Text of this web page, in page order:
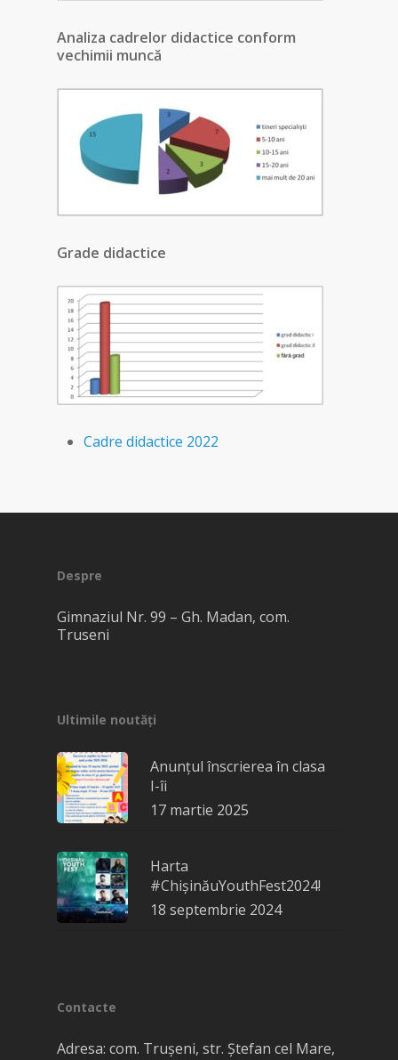
Analiza cadrelor didactice conform
vechimii muncă
Grade didactice
Cadre didactice 2022
Despre
Gimnaziul Nr. 99 – Gh. Madan, com.
Truseni
Ultimile noutăți
Anunțul înscrierea în clasa
I-îi
17 martie 2025
Harta
#ChișinăuYouthFest2024!
18 septembrie 2024
Contacte
Adresa: com. Truşeni, str. Ștefan cel Mare,